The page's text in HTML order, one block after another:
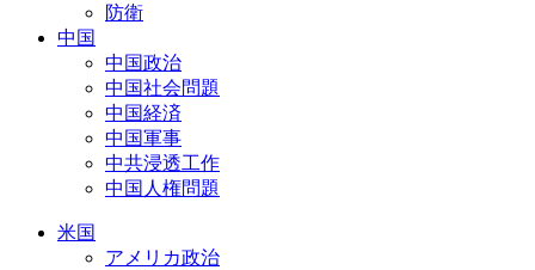
防衛
中国
中国政治
中国社会問題
中国経済
中国軍事
中共浸透工作
中国人権問題
米国
アメリカ政治